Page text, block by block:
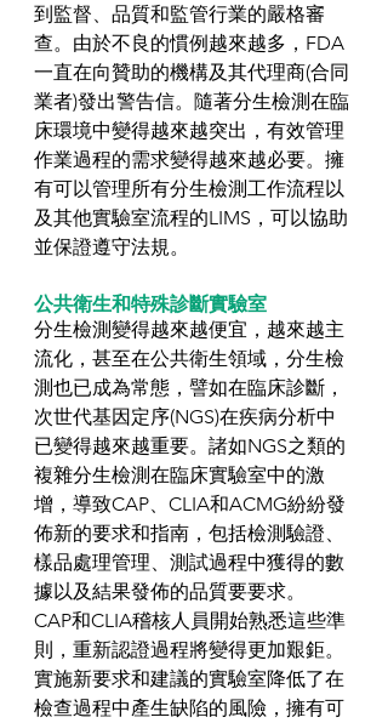
到監督、品質和監管行業的嚴格審
查。由於不良的慣例越來越多，FDA
一直在向贊助的機構及其代理商(合同
業者)發出警告信。隨著分生檢測在臨
床環境中變得越來越突出，有效管理
作業過程的需求變得越來越必要。擁
有可以管理所有分生檢測工作流程以
及其他實驗室流程的LIMS，可以協助
並保證遵守法規。
公共衛生和特殊診斷實驗室
分生檢測變得越來越便宜，越來越主
流化，甚至在公共衛生領域，分生檢
測也已成為常態，譬如在臨床診斷，
次世代基因定序(NGS)在疾病分析中
已變得越來越重要。諸如NGS之類的
複雜分生檢測在臨床實驗室中的激
增，導致CAP、CLIA和ACMG紛紛發
佈新的要求和指南，包括檢測驗證、
樣品處理管理、測試過程中獲得的數
據以及結果發佈的品質要要求。
CAP和CLIA稽核人員開始熟悉這些準
則，重新認證過程將變得更加艱鉅。
實施新要求和建議的實驗室降低了在
檢查過程中產生缺陷的風險，擁有可